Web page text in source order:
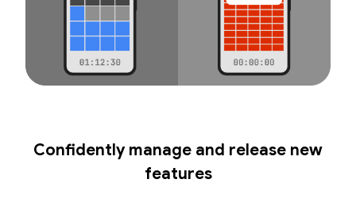
Confidently manage and release new
features